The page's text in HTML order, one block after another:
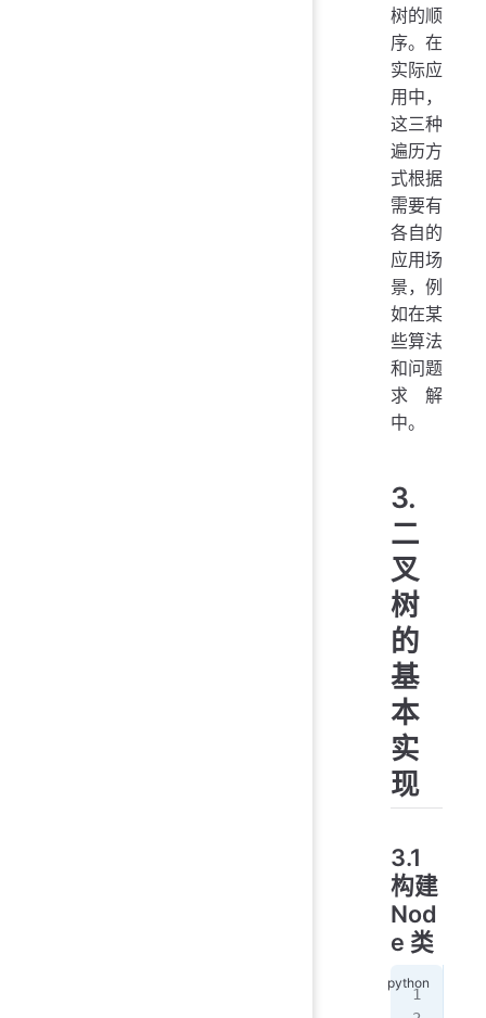
树的顺
序。在
实际应
用中，
这三种
遍历方
式根据
需要有
各自的
应用场
景，例
如在某
些算法
和问题
求解
中。
3.
二
叉
树
的
基
本
实
现
3.1
构建
Nod
e 类